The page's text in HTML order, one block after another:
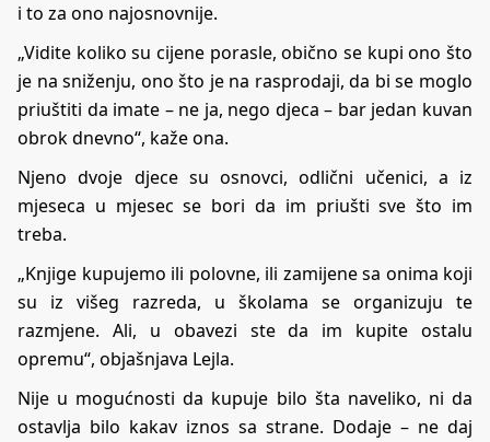
i to za ono najosnovnije.
„Vidite koliko su cijene porasle, obično se kupi ono što
je na sniženju, ono što je na rasprodaji, da bi se moglo
priuštiti da imate – ne ja, nego djeca – bar jedan kuvan
obrok dnevno“, kaže ona.
Njeno dvoje djece su osnovci, odlični učenici, a iz
mjeseca u mjesec se bori da im priušti sve što im
treba.
„Knjige kupujemo ili polovne, ili zamijene sa onima koji
su iz višeg razreda, u školama se organizuju te
razmjene. Ali, u obavezi ste da im kupite ostalu
opremu“, objašnjava Lejla.
Nije u mogućnosti da kupuje bilo šta naveliko, ni da
ostavlja bilo kakav iznos sa strane. Dodaje – ne daj